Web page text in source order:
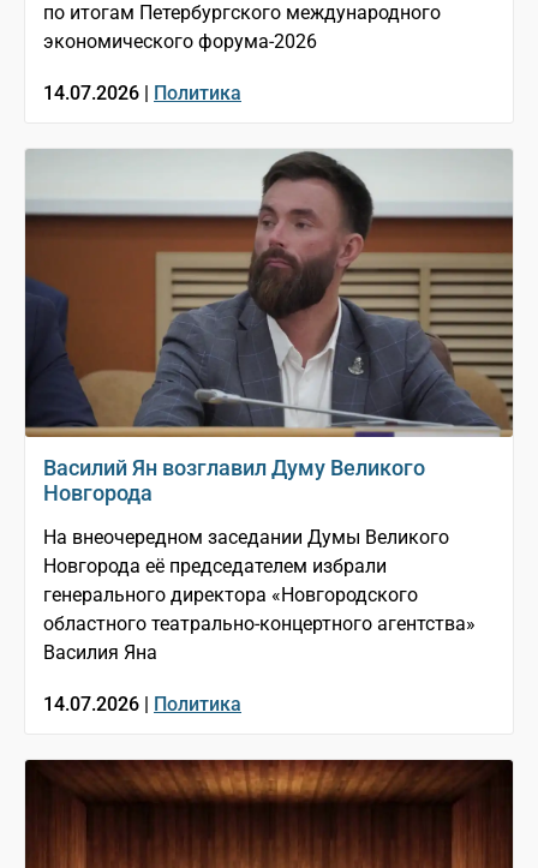
по итогам Петербургского международного
экономического форума-2026
14.07.2026 | Политика
Василий Ян возглавил Думу Великого
Новгорода
На внеочередном заседании Думы Великого
Новгорода её председателем избрали
генерального директора «Новгородского
областного театрально-концертного агентства»
Василия Яна
14.07.2026 | Политика